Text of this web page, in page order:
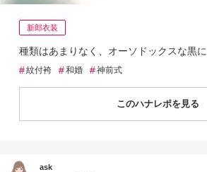
新郎衣装
種類はあまりなく、オーソドックスな黒に
#紋付袴 #和婚 #神前式
このハナレポを見る
ask